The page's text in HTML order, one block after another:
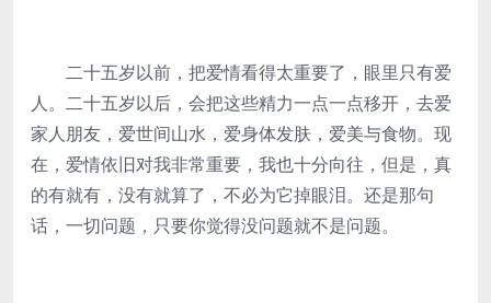
二十五岁以前，把爱情看得太重要了，眼里只有爱
人。二十五岁以后，会把这些精力一点一点移开，去爱
家人朋友，爱世间山水，爱身体发肤，爱美与食物。现
在，爱情依旧对我非常重要，我也十分向往，但是，真
的有就有，没有就算了，不必为它掉眼泪。还是那句
话，一切问题，只要你觉得没问题就不是问题。